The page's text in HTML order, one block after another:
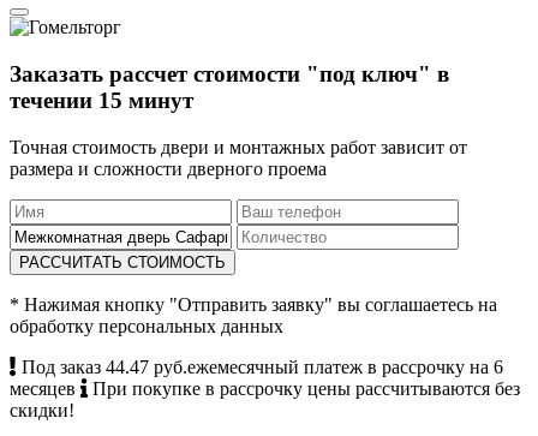
Заказать рассчет стоимости "под ключ" в
течении 15 минут
Точная стоимость двери и монтажных работ зависит от
размера и сложности дверного проема
РАССЧИТАТЬ СТОИМОСТЬ
* Нажимая кнопку "Отправить заявку" вы соглашаетесь на
обработку персональных данных
Под заказ 44.47 руб.ежемесячный платеж в рассрочку на 6
месяцев
При покупке в рассрочку цены рассчитываются без
скидки!